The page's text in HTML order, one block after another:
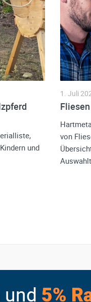
und
1. Juli
von